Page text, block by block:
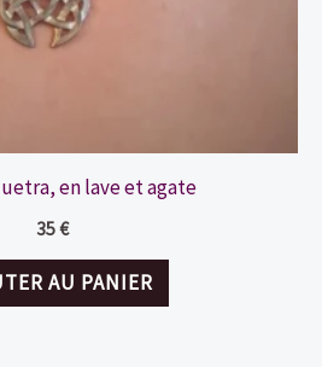
en lave et agate
35€
AU PANIER